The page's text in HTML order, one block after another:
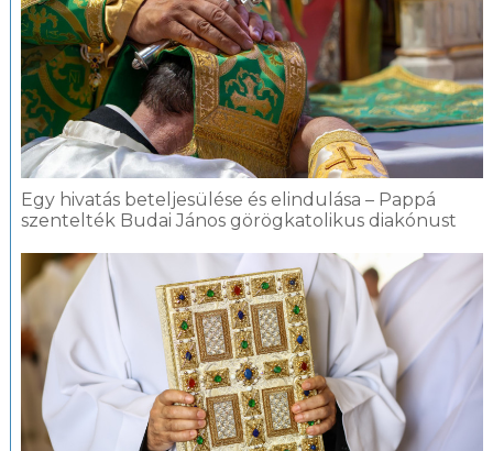
Egy hivatás beteljesülése és elindulása – Pappá
szentelték Budai János görögkatolikus diakónust